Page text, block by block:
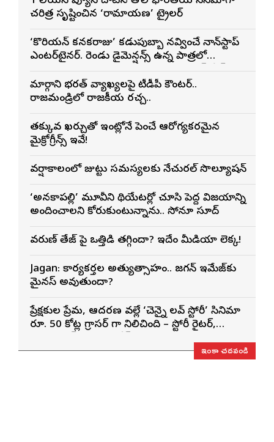
చరిత్ర సృష్టించిన ‘రామాయణ’ ట్రైలర్
‘కొరియన్ కనకరాజు’ కడుపుబ్బా నవ్వించే నాన్‌స్టాప్
ఎంటర్‌టైనర్. రెండు డైమెన్షన్స్ ఉన్న పాత్రలో
మార్గాని భరత్ వ్యాఖ్యలపై టీడీపీ కౌంటర్..
రాజమండ్రిలో రాజకీయ రచ్చ..
తక్కువ ఖర్చుతో ఇంట్లోనే పెంచే ఆరోగ్యకరమైన
మైక్రోగ్రీన్స్ ఇవే!
వర్షాకాలంలో జుట్టు సమస్యలకు నేచురల్ సొల్యూషన్
‘అనకాపల్లి’ మూవీని థియేటర్లో చూసి పెద్ద విజయాన్ని
అందించాలని కోరుకుంటున్నాను.. సోనూ సూద్
వరుణ్ తేజ్‌ పై ఒత్తిడి తగ్గిందా? ఇదేం మీడియా లెక్క!
Jagan: కార్యకర్తల అత్యుత్సాహం.. జగన్ ఇమేజ్‌కు
మైనస్ అవుతుందా?
ప్రేక్షకుల ప్రేమ, ఆదరణ వల్లే ‘చెన్నై లవ్ స్టోరీ’ సినిమా
రూ. 50 కోట్ల గ్రాసర్ గా నిలిచింది – స్టోరీ రైటర్,
ఇంకా చదవండి